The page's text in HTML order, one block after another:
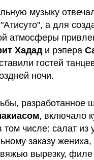
музыку
"Атисуто", а для
атмосферы
Хадад и рэпера
гостей
ночи.
, включало
числе: салат из
заказу жениха,
вырезку,